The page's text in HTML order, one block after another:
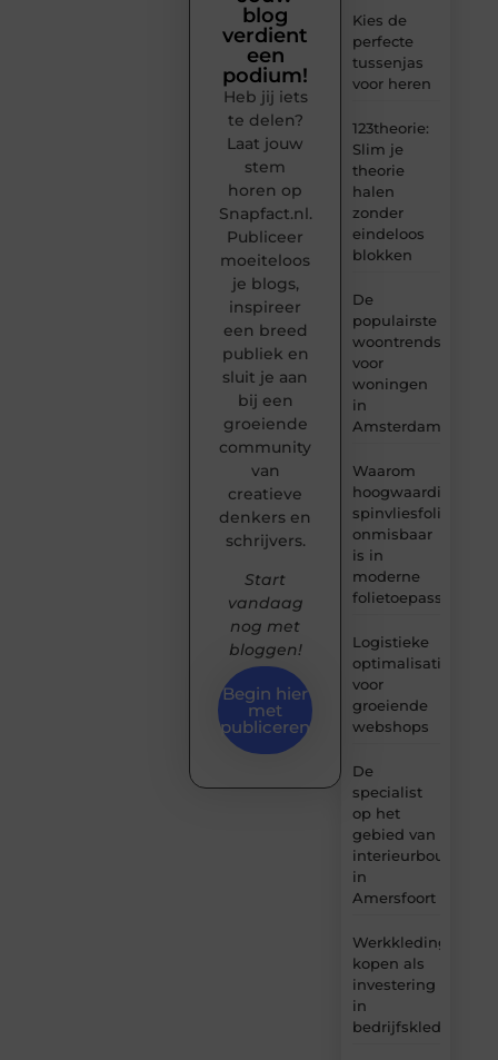
Kies de
perfecte
tussenjas
voor heren
123theorie:
Slim je
theorie
halen
zonder
eindeloos
blokken
De
populairste
woontrends
voor
woningen
in
Amsterdam
Waarom
hoogwaardige
spinvliesfolie
onmisbaar
is in
moderne
folietoepassingen
Logistieke
optimalisatie
voor
groeiende
webshops
De
specialist
op het
gebied van
interieurbouw
in
Amersfoort
Werkkleding
kopen als
investering
in
bedrijfskleding
blog
verdient
een
podium!
Heb jij iets
te delen?
Laat jouw
stem
horen op
Snapfact.nl.
Publiceer
moeiteloos
je blogs,
inspireer
een breed
publiek en
sluit je aan
bij een
groeiende
community
van
creatieve
denkers en
schrijvers.
Start
vandaag
nog met
bloggen!
Begin hier
met
publiceren